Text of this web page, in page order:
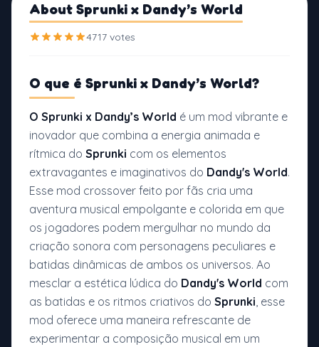
About Sprunki x Dandy’s World
4717 votes
O que é Sprunki x Dandy’s World?
O Sprunki x Dandy’s World é um mod vibrante e
inovador que combina a energia animada e
rítmica do Sprunki com os elementos
extravagantes e imaginativos do Dandy's World.
Esse mod crossover feito por fãs cria uma
aventura musical empolgante e colorida em que
os jogadores podem mergulhar no mundo da
criação sonora com personagens peculiares e
batidas dinâmicas de ambos os universos. Ao
mesclar a estética lúdica do Dandy's World com
as batidas e os ritmos criativos do Sprunki, esse
mod oferece uma maneira refrescante de
experimentar a composição musical em um